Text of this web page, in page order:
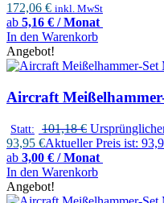
172,06 € inkl. MwSt
ab 5,16 € / Monat
In den Warenkorb
Angebot!
Aircraft
Statt: 101,18€
93,95 €Aktueller Preis ist:
ab 3,00 € / Monat
In den Warenkorb
Angebot!